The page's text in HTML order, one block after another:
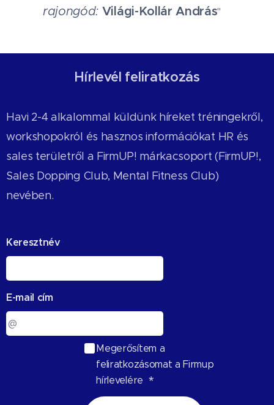
rajongód: Világi-Kollár András"
Hírlevél feliratkozás
Havi 2-4 alkalommal küldünk híreket tréningekről,
workshopokról és hasznos információkat HR és
sales területről a FirmUP! márkacsoport (FirmUP!,
Sales Dopping Club, Mental Fitness Club)
nevében.
Keresztnév
E-mail cím
Megerősítem a
feliratkozásomat a Firmup
hírlevelére